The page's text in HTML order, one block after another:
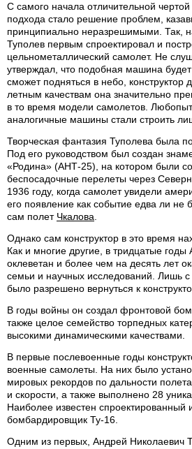
С самого начала отличительной чертой
подхода стало решение проблем,
принципиально неразрешимыми. Так,
Туполев первым спроектировал и
цельнометаллический самолет. Не
утверждал, что подобная машина
сможет подняться в небо, конструктор
летным качествам она значительно
в то время модели самолетов.
аналогичные машины стали строить
Творческая фантазия Туполева была
Под его руководством был создан
«Родина» (АНТ-25), на котором были
беспосадочные перелеты через
1936 году, когда самолет увидели
его появление как событие едва ли не
сам полет Чкалова
Однако сам конструктор в это время
Как и многие другие, в тридцатые
оклеветан и более чем на десять лет
семьи и научных исследований. Лишь
было разрешено вернуться к
В годы войны он создал фронтовой
также целое семейство торпедных
высокими динамическими качествами.
В первые послевоенные годы
военные самолеты. На них было
мировых рекордов по дальности
и скорости, а также выполнено 28
Наиболее известен спроектированный
бомбардировщик Ту-16.
Одним из первых, Андрей Николаевич